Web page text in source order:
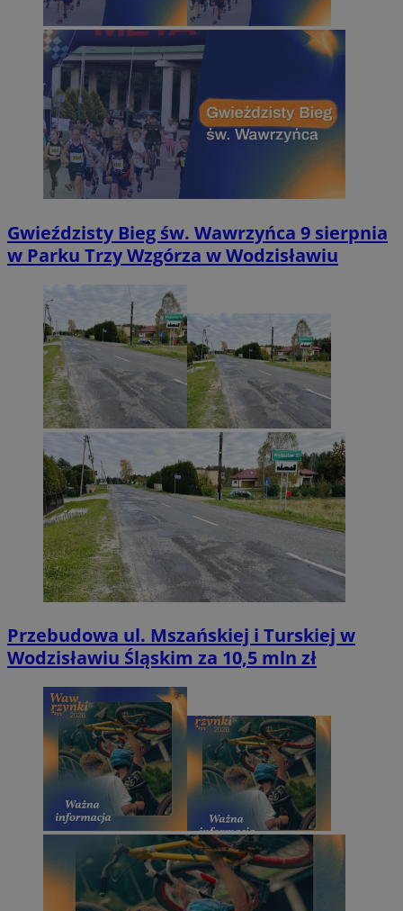
Gwieździsty Bieg św. Wawrzyńca 9 sierpnia
w Parku Trzy Wzgórza w Wodzisławiu
Przebudowa ul. Mszańskiej i Turskiej w
Wodzisławiu Śląskim za 10,5 mln zł